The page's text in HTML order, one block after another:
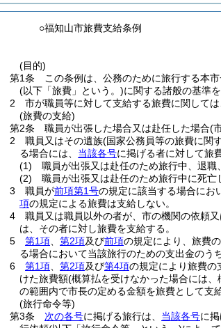
○福知山市旅費支給条例
(目的)
第1条
この条例は、公務のために旅行する本
(以下「旅費」という。)に関する諸般の基準
2
市が職員等に対して支給する旅費に関して
(旅費の支給)
第2条
職員が出張した場合又は赴任した場合(
2
職員又はその遺族(国家公務員等の旅費に関
る場合には、 当該各号に掲げる者に対して旅
(1)
職員が出張又は赴任のため旅行中、退職
(2)
職員が出張又は赴任のため旅行中に死
3
職員が前項第1号の規定に該当する場合にお
項の規定による旅費は支給しない。
4
職員又は職員以外の者が、市の機関の依頼
は、その者に対し旅費を支給する。
5
第1項 第2項及び前項の規定により、旅費
る場合において当該旅行のための支出金のう
6
第1項 第2項及び第4項の規定により旅費の
けた旅費額(概算払を受けなかった場合には
の範囲内で市長の定める金額を旅費として支
(旅行命令等)
第3条
次の各号に掲げる旅行は、 当該各号に